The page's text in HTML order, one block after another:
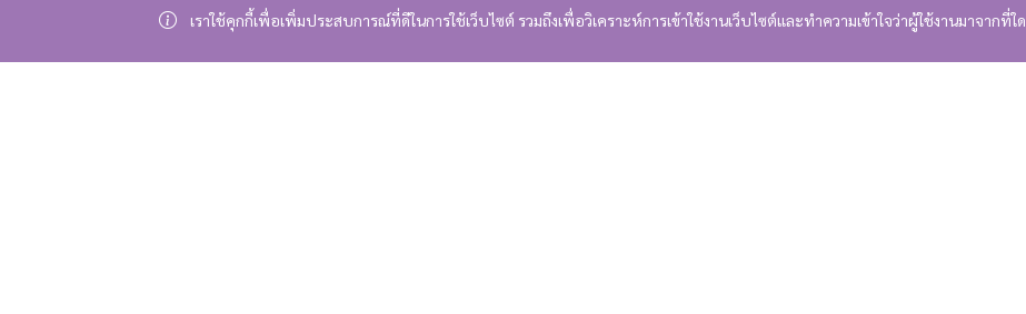
เราใช้คุกกี้เพื่อเพิ่มประสบการณ์ที่ดีในการใช้เว็บไซต์ รวมถึงเพื่อวิเคราะห์การเข้าใช้งานเว็บไซต์และทำความเข้าใจว่าผู้ใช้งานมาจากที่ใด